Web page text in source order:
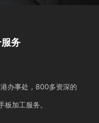
务
办事处，800多资深的
加工服务。